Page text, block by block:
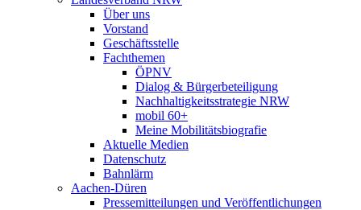
Über uns
Vorstand
Geschäftsstelle
Fachthemen
ÖPNV
Dialog & Bürgerbeteiligung
Nachhaltigkeitsstrategie NRW
mobil 60+
Meine Mobilitätsbiografie
Aktuelle Medien
Datenschutz
Bahnlärm
Aachen-Düren
Pressemitteilungen und Veröffentlichungen